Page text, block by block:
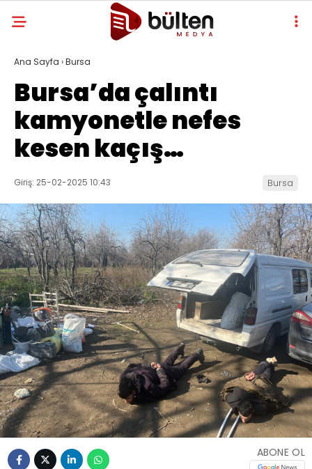
Ana Sayfa ›Bursa
Bursa’da çalıntı
kamyonetle nefes
kesen kaçış…
Giriş: 25-02-2025 10:43 Bursa
ABONE OL